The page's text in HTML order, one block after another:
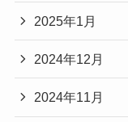
2025年1月
2024年12月
2024年11月